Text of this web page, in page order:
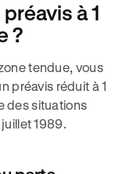
à 1
?
tendue, vous
préavis réduit à 1
des situations
1989.